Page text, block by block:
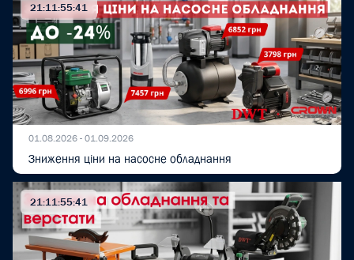
01.08.2026 - 01.09.2026
Зниження ціни на насосне обладнання
21:11:55:40
21:11:55:40